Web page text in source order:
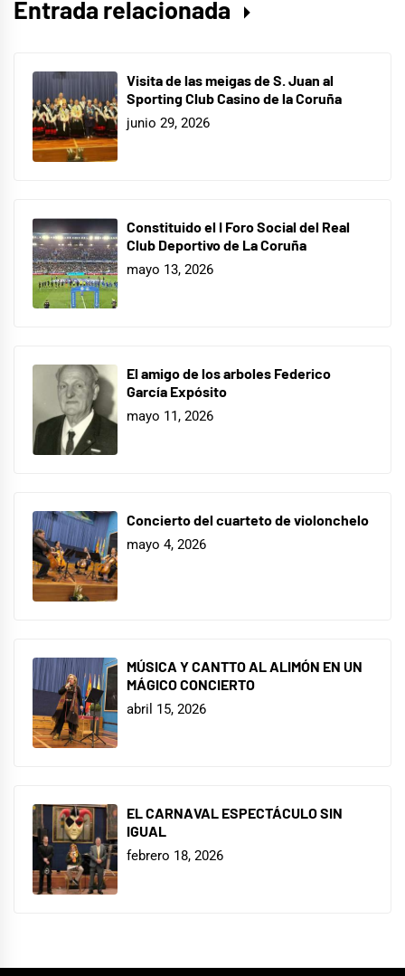
Entrada relacionada
Visita de las meigas de S. Juan al
Sporting Club Casino de la Coruña
junio 29, 2026
Constituido el I Foro Social del Real
Club Deportivo de La Coruña
mayo 13, 2026
El amigo de los arboles Federico
García Expósito
mayo 11, 2026
Concierto del cuarteto de violonchelo
mayo 4, 2026
MÚSICA Y CANTTO AL ALIMÓN EN UN
MÁGICO CONCIERTO
abril 15, 2026
EL CARNAVAL ESPECTÁCULO SIN
IGUAL
febrero 18, 2026